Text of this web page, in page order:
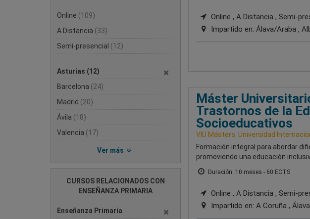
Online (109)
A Distancia (33)
Semi-presencial (12)
Asturias (12)
Barcelona (24)
Madrid (20)
Ávila (18)
Valencia (17)
Ver más
CURSOS RELACIONADOS CON
ENSEÑANZA PRIMARIA
Enseñanza Primaria
Online , A Distancia , Semi-
Impartido en: Álava/Araba ,
Máster
Trastornos de la
Socioeducativos
VIU Másters. Universidad
Formación integral para abordar
promoviendo una educación
Duración: 10 meses - 60 ECTS
Online , A Distancia , Semi-
Impartido en: A Coruña ,